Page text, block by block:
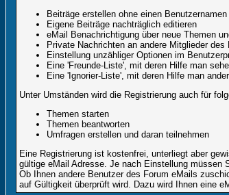
Beiträge erstellen ohne einen
Eigene Beiträge nachträglich editieren
eMail Benachrichtigung über neue Themen
Private Nachrichten an andere Mitglieder
Einstellung unzähliger Optionen im
Eine 'Freunde-Liste', mit deren Hilfe man
Eine 'Ignorier-Liste', mit deren Hilfe man
Unter Umständen wird die Registrierung auch für
Themen starten
Themen beantworten
Umfragen erstellen und daran teilnehmen
Eine Registrierung ist kostenfrei, unterliegt aber
gültige eMail Adresse. Je nach Einstellung müssen
Ob Ihnen andere Benutzer des Forum eMails
auf Gültigkeit überprüft wird. Dazu wird Ihnen eine